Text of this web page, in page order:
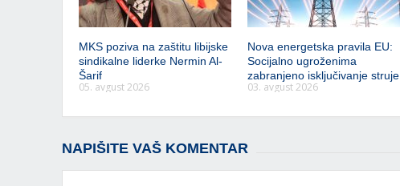
MKS poziva na zaštitu libijske
sindikalne liderke Nermin Al-
Šarif
05. avgust 2026
Nova energetska pravila EU:
Socijalno ugroženima
zabranjeno isključivanje struje
03. avgust 2026
NAPIŠITE VAŠ KOMENTAR